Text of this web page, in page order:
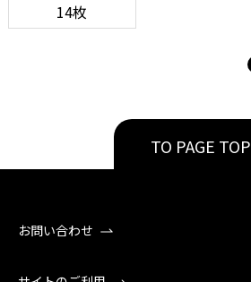
14枚
TO PAGE TOP
お問い合わせ